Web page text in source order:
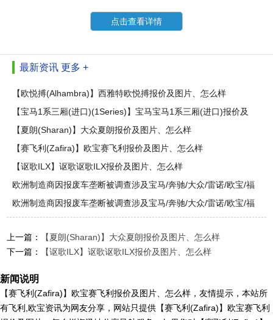
点击查看详情
最新资讯 更多 +
【欧悦搏(Alhambra)】西雅特欧悦搏报价及图片、怎么样
【宝马1系三厢(进口)(1Series)】宝马宝马1系三厢(进口)报价及
图【夏朗(Sharan)】大众夏朗报价及图片、怎么样
【赛飞利(Zafira)】欧宝赛飞利报价及图片、怎么样
【讴歌ILX】讴歌讴歌ILX报价及图片、怎么样
欧洲制造商因报废车垄断被调查涉及宝马/奔驰/大众/雷诺/欧宝/福
欧洲制造商因报废车垄断被调查涉及宝马/奔驰/大众/雷诺/欧宝/福
上一篇：
【夏朗(Sharan)】大众夏朗报价及图片、怎么样
下一篇：
【讴歌ILX】讴歌讴歌ILX报价及图片、怎么样
新闻说明
【赛飞利(Zafira)】欧宝赛飞利报价及图片、怎么样，友情提示，本站所
有飞利,欧宝资讯为网友分享，网站只提供【赛飞利(Zafira)】欧宝赛飞利